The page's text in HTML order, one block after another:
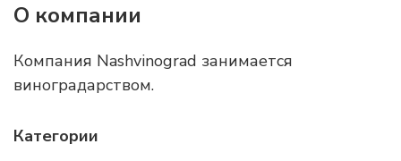
О компании
Компания Nashvinograd занимается
виноградарством.
Категории